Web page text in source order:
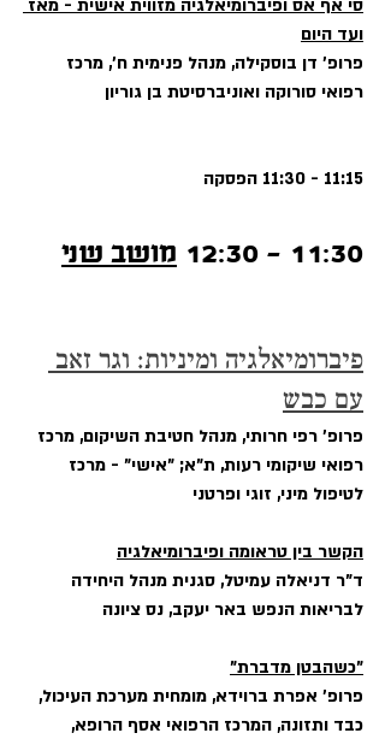
סי אף אס ופיברומיאלגיה מזווית אישית - מאז
ועד היום
פרופ' דן בוסקילה, מנהל פנימית ח', מרכז
רפואי סורוקה ואוניברסיטת בן גוריון
11:15 - 11:30 הפסקה
11:30 - 12:30 מושב שני
פיברומיאלגיה ומיניות: וגר זאב
עם כבש
פרופ' רפי חרותי, מנהל חטיבת השיקום, מרכז
רפואי שיקומי רעות, ת"א; "אישי" - מרכז
לטיפול מיני, זוגי ופרטני
הקשר בין טראומה ופיברומיאלגיה
ד"ר דניאלה עמיטל, סגנית מנהל היחידה
לבריאות הנפש באר יעקב, נס ציונה
"כשהבטן מדברת"
פרופ' אפרת ברוידא, מומחית מערכת העיכול,
כבד ותזונה, המרכז הרפואי אסף הרופא,